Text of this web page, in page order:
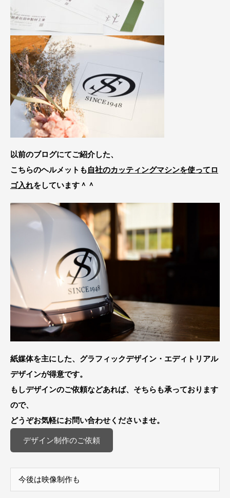
以前のブログにてご紹介した、
こちらのヘルメットも自社のカッティングマシンを使ってロ
ゴ入れをしています＾＾
紙媒体を主にした、グラフィックデザイン・エディトリアル
デザインが得意です。
もしデザインのご依頼などあれば、そちらも承っております
ので、
どうぞお気軽にお問い合わせくださいませ。
デザイン制作のご依頼
今後は映像制作も